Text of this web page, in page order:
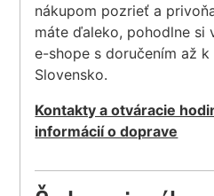
nákupom pozrieť a
máte ďaleko, pohodlne si
e-shope s doručením až
Slovensko.
Kontakty a otváracie
informácií o doprave